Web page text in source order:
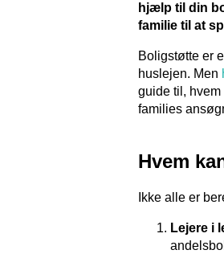
hjælp til din
familie til at
Boligstøtte er
huslejen. Men
guide til,
families
Hvem
Ikke alle er
Lejere i